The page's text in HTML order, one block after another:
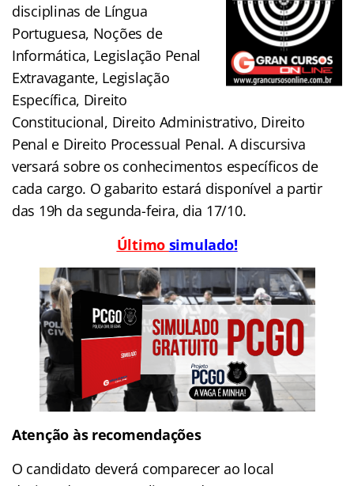
disciplinas de Língua
Portuguesa, Noções de
Informática, Legislação Penal
Extravagante, Legislação
Específica, Direito
Constitucional, Direito Administrativo, Direito
Penal e Direito Processual Penal. A discursiva
versará sobre os conhecimentos específicos de
cada cargo. O gabarito estará disponível a partir
das 19h da segunda-feira, dia 17/10.
Último simulado!
Atenção às recomendações
O candidato deverá comparecer ao local